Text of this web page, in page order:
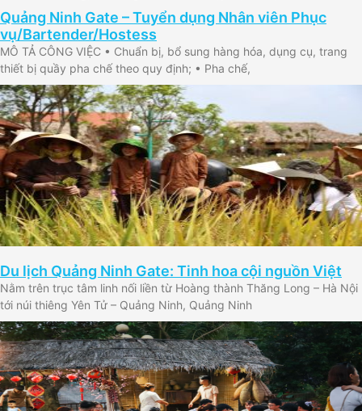
Quảng Ninh Gate – Tuyển dụng Nhân viên Phục
vụ/Bartender/Hostess
MÔ TẢ CÔNG VIỆC • Chuẩn bị, bổ sung hàng hóa, dụng cụ, trang
thiết bị quầy pha chế theo quy định; • Pha chế,
Du lịch Quảng Ninh Gate: Tinh hoa cội nguồn Việt
Nằm trên trục tâm linh nối liền từ Hoàng thành Thăng Long – Hà Nội
tới núi thiêng Yên Tử – Quảng Ninh, Quảng Ninh